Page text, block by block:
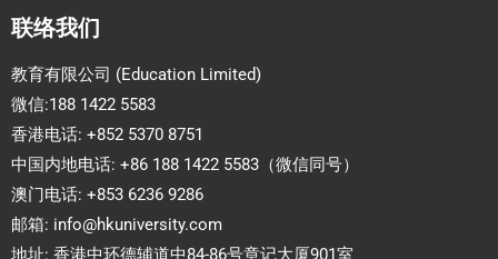
联络我们
教育有限公司 (Education Limited)
微信:188 1422 5583
香港电话: +852 5370 8751
中国内地电话: +86 188 1422 5583（微信同号）
澳门电话: +853 6236 9286
邮箱: info@hkuniversity.com
地址: 香港中环德辅道中84-86号章记大厦901室